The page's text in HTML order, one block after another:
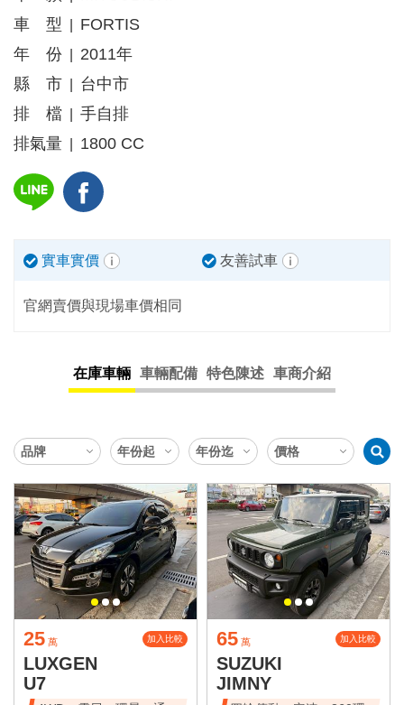
車 型
FORTIS
年 份
2011年
縣 市
台中市
排 檔
手自排
排氣量
1800 CC
實車實價 友善試車
官網賣價與現場車價相同
在庫車輛 車輛配備 特色陳述 車商介紹
25 萬 加入比較
LUXGEN
U7
65 萬 加入比較
SUZUKI
JIMNY